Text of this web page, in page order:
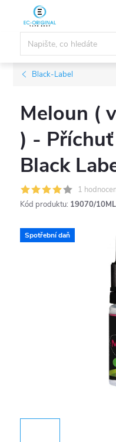
obsah
Black-Label
Meloun (
) -
Black
1
Kód produktu: 19070/10ML
Spotřební daň